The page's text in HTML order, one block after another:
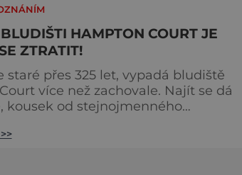
HAMPTON COURT JE
ZTRATIT!
staré přes 325 let, vypadá bludiště
více než zachovale. Najít se dá
kousek od stejnojmenného
architekti George London (asi